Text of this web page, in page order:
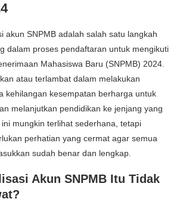
akun SNPMB adalah salah satu langkah
dalam proses pendaftaran untuk mengikuti
Mahasiswa Baru (SNPMB) 2024.
atau terlambat dalam melakukan
kehilangan kesempatan berharga untuk
melanjutkan pendidikan ke jenjang yang
mungkin terlihat sederhana, tetapi
perhatian yang cermat agar semua
sudah benar dan lengkap.
Akun SNPMB Itu Tidak